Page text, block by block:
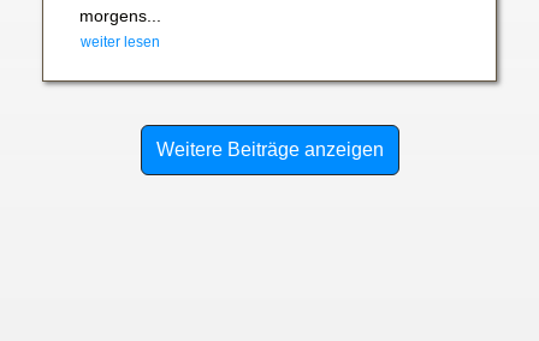
morgens...
weiter lesen
Weitere Beiträge anzeigen